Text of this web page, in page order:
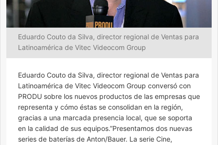
Eduardo Couto da Silva, director regional de Ventas para
Latinoamérica de Vitec Videocom Group
Eduardo Couto da Silva, director regional de Ventas para
Latinoamérica de Vitec Videocom Group conversó con
PRODU sobre los nuevos productos de las empresas que
representa y cómo éstas se consolidan en la región,
gracias a una marcada presencia local, que se soporta
en la calidad de sus equipos.”Presentamos dos nuevas
series de baterías de Anton/Bauer. La serie Cine,